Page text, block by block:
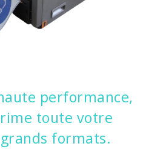
performance,
toute votre
formats.